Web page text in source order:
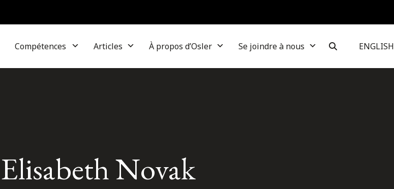
Compétences Articles À propos d’Osler Se joindre à nous ENGLISH
Elisabeth Novak